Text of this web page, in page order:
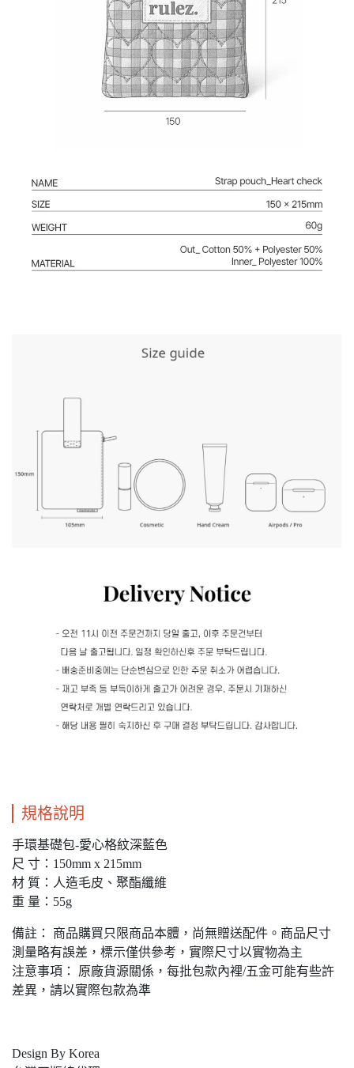
規格說明
手環基礎包-愛心格紋深藍色
尺 寸：150mm x 215mm
材 質：人造毛皮、聚酯纖維
重 量：55g
備註： 商品購買只限商品本體，尚無贈送配件。商品尺寸
測量略有誤差，標示僅供參考，實際尺寸以實物為主
注意事項： 原廠貨源關係，每批包款內裡/五金可能有些許
差異，請以實際包款為準
Design By Korea